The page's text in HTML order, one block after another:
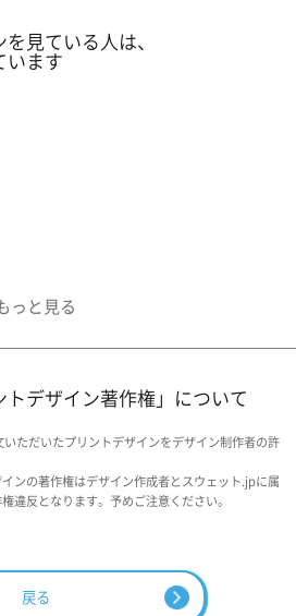
なりました。
見ている人は、
います
トデザイン著作権」について
ただいたプリントデザインをデザイン制作者の許
ンの著作権はデザイン作成者とスウェット.jpに属
違反となります。予めご注意ください。
戻る